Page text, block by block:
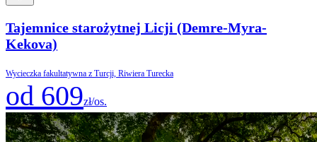
Tajemnice starożytnej Licji (Demre-Myra-
Kekova)
Wycieczka fakultatywna z Turcji, Riwiera Turecka
od 609zł/os.